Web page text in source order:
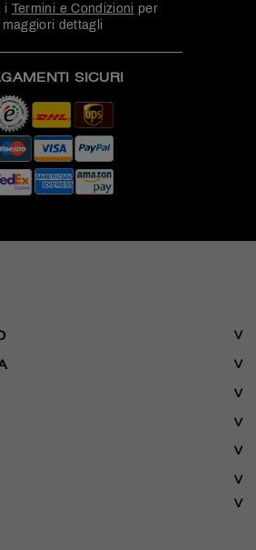
i Termini e Condizioni per
maggiori dettagli
SICURI